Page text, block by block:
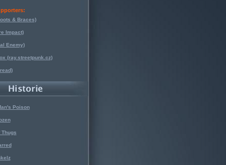
& Braces)
Impact)
Enemy)
(ray.streetpunk.cz)
Poison
Thugs